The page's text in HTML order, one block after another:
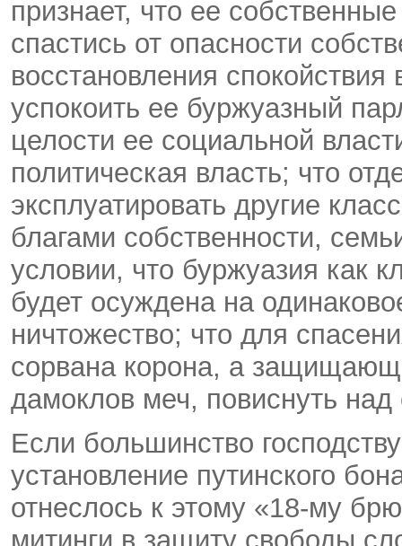
признает, что ее
спастись от опасности
восстановления
успокоить ее буржуазный
целости ее социальной
политическая власть; что
эксплуатировать другие
благами собственности,
условии, что буржуазия как
будет осуждена на
ничтожество; что для
сорвана корона, а
дамоклов меч, повиснуть над
Если большинство
установление путинского
отнеслось к этому «18-му